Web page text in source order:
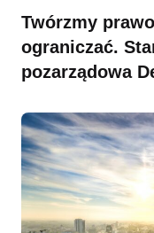
Twórzmy
ograniczać.
pozarządowa